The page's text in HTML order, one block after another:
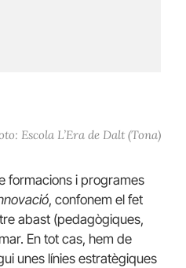
Escola L’Era de Dalt (Tona)
formacions i programes
, confonem el fet
abast (pedagògiques,
En tot cas, hem de
unes línies estratègiques